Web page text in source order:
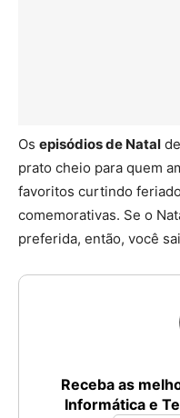
Os episódios de Natal de
prato cheio para quem
favoritos curtindo
comemorativas. Se o
preferida, então, você
Receba as
Informática e